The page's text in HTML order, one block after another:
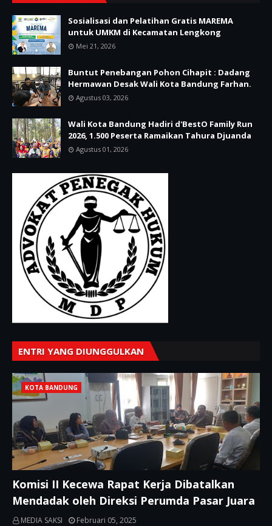
Sosialisasi dan Pelatihan Gratis MAREMA
untuk UMKM di Kecamatan Lengkong
Mei 21, 2026
Buntut Penebangan Pohon Cihapit : Dadang
Hermawan Desak Wali Kota Bandung Farhan.
Agustus 03, 2026
Wali Kota Bandung Hadiri d'BestO Family Run
2026, 1.500 Peserta Ramaikan Tahura Djuanda
Agustus 01, 2026
ENTRI YANG DIUNGGULKAN
KOTA BANDUNG
Komisi II Kecewa Rapat Kerja Dibatalkan
Mendadak oleh Direksi Perumda Pasar Juara
MEDIA SAKSI Februari 05, 2025